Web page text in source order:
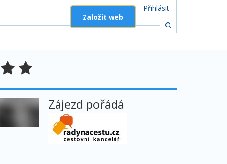
Přihlásit
Založit web
Zájezd pořádá